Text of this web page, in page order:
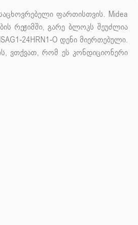
ფართისთვის. Midea
რეჟიმში, გარე ბლოკს შეუძლია
24HRN1-O დენი მიერთებული.
ვთქვათ, რომ ეს კონდიციონერი